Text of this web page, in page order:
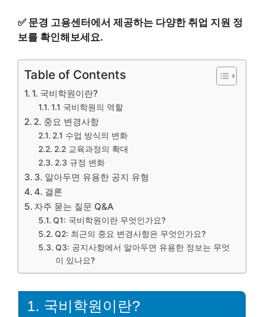
✅ 문경 고용센터에서 제공하는 다양한 취업 지원 정
보를 확인해보세요.
Table of Contents
1. 국비학원이란?
1.1 국비학원의 역할
2. 중요 변경사항
2.1 수업 방식의 변화
2.2 교육과정의 확대
2.3 규정 변화
3. 알아두면 유용한 공지 유형
4. 결론
자주 묻는 질문 Q&A
Q1: 국비학원이란 무엇인가요?
Q2: 최근의 중요 변경사항은 무엇인가요?
Q3: 공지사항에서 알아두면 유용한 정보는 무엇
이 있나요?
1. 국비학원이란?